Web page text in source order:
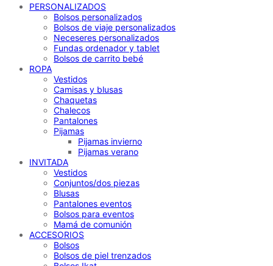
PERSONALIZADOS
Bolsos personalizados
Bolsos de viaje personalizados
Neceseres personalizados
Fundas ordenador y tablet
Bolsos de carrito bebé
ROPA
Vestidos
Camisas y blusas
Chaquetas
Chalecos
Pantalones
Pijamas
Pijamas invierno
Pijamas verano
INVITADA
Vestidos
Conjuntos/dos piezas
Blusas
Pantalones eventos
Bolsos para eventos
Mamá de comunión
ACCESORIOS
Bolsos
Bolsos de piel trenzados